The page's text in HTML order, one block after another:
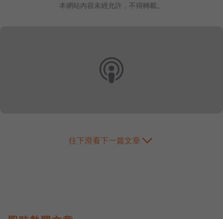
本網站內容未經允許，不得轉載。
往下滑看下一篇文章